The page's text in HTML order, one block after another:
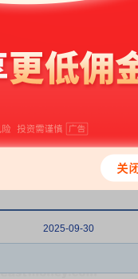
投资基金
2025-09-30